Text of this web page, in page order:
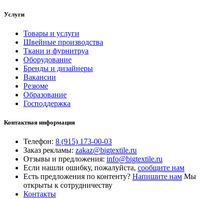
Услуги
Товары и услуги
Швейные производства
Ткани и фурнитруа
Оборудование
Бренды и дизайнеры
Вакансии
Резюме
Образование
Господдержка
Контактная информация
Телефон: 8 (915) 173-00-03
Заказ рекламы: zakaz@bigtextile.ru
Отзывы и предложения: info@bigtextile.ru
Если нашли ошибку, пожалуйста, сообщите нам
Есть предложения по контенту? Напишите нам Мы
открыты к сотрудничеству
Контакты